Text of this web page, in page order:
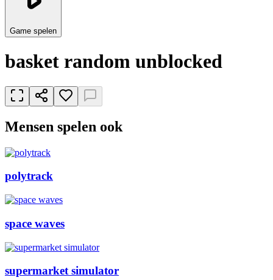
Game spelen
basket random unblocked
Mensen spelen ook
polytrack
space waves
supermarket simulator